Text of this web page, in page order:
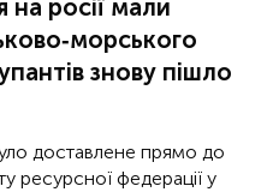
на росії мали
морського
знову пішло
доставлене прямо до
ресурсної федерації у